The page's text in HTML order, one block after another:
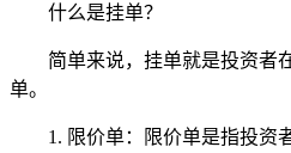
什么是挂单？
简单来说，挂单就是投资者
单。
1. 限价单：限价单是指投资